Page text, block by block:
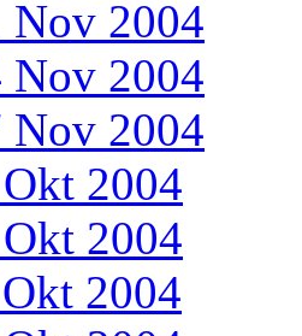
Nov 2004
Nov 2004
Nov 2004
2004
2004
2004